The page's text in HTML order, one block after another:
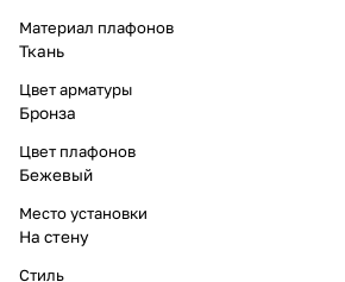
Материал плафонов
Ткань
Цвет арматуры
Бронза
Цвет плафонов
Бежевый
Место установки
На стену
Стиль